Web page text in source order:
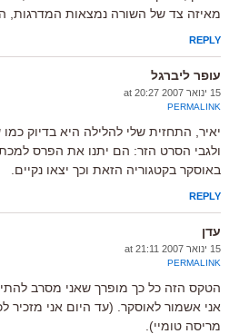
מאיזה צד של השורה נמצאות המדרגות,
REPLY
עופר ליברגל
15 ינואר 2007 at 20:27
PERMALINK
יאיר, התחזית שלי להלילה היא בדיוק כמו
ולגבי הסרט הזר: הם יתנו את הפרס
באוסקר בקטגוריה הזאת וכך יצאו נקיים.
REPLY
עדן
15 ינואר 2007 at 21:11
PERMALINK
הטקס הזה כל כך מופרך שאני מסרב
מריסה טומיי).